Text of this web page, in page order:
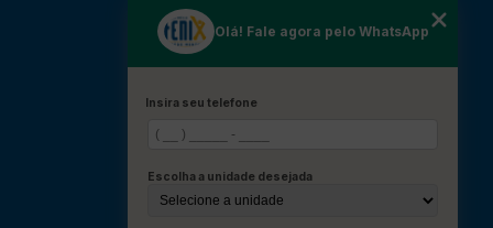
SERVIÇOS
BLOG
PROCEDIMENTOS
CONTATOS
Olá! Fale agora pelo WhatsApp
Insira seu telefone
Escolha a unidade desejada